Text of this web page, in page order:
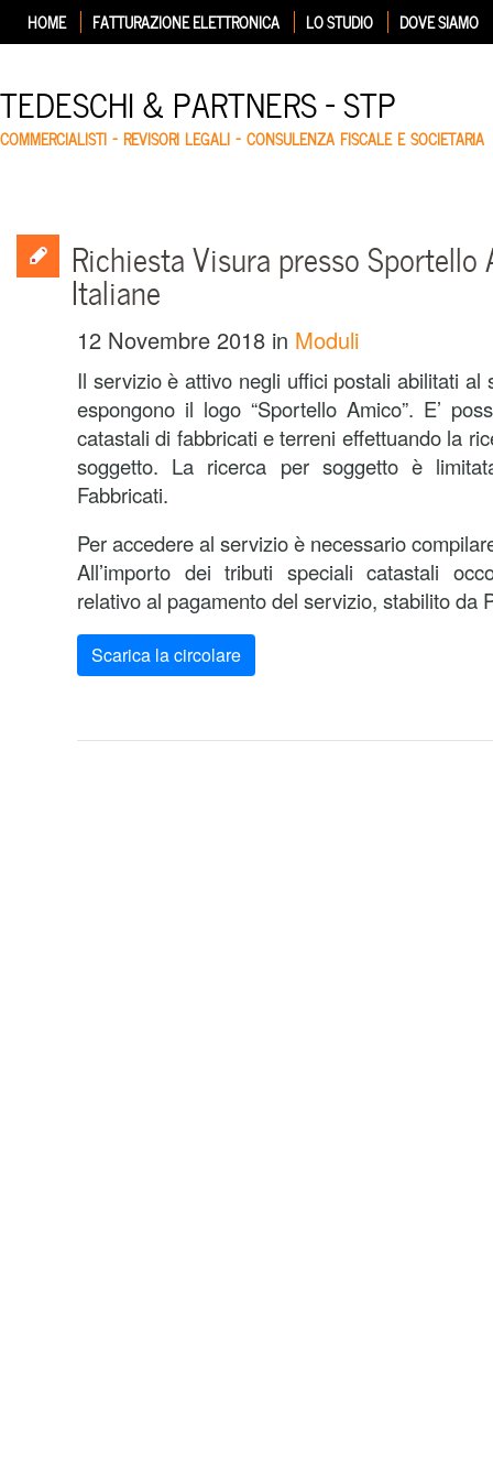
HOME FATTURAZIONE ELETTRONICA LO STUDIO DOVE SIAMO
TEDESCHI & PARTNERS – STP
COMMERCIALISTI – REVISORI LEGALI – CONSULENZA FISCALE E SOCIETARIA
Richiesta Visura presso Sportello
Italiane
12 Novembre 2018 in Moduli
Il servizio è attivo negli uffici postali abilitati al
espongono il logo “Sportello Amico”. E’
catastali di fabbricati e terreni effettuando la
soggetto. La ricerca per soggetto è
Fabbricati.
Per accedere al servizio è necessario
All’importo dei tributi speciali catastali
relativo al pagamento del servizio, stabilito da
Scarica la circolare